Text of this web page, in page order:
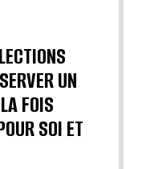
UN
FOIS
SOI ET